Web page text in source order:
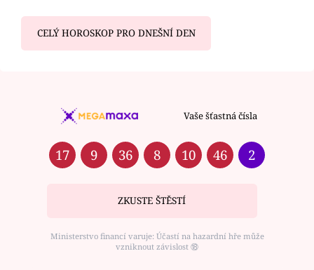
CELÝ HOROSKOP PRO DNEŠNÍ DEN
Vaše šťastná čísla
17 9 36 8 10 46 2
ZKUSTE ŠTĚSTÍ
Ministerstvo financí varuje: Účastí na hazardní hře může
vzniknout závislost ⑱